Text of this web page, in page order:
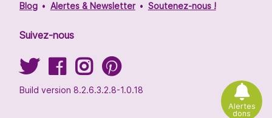
Alertes
dons
Blog Alertes & Newsletter Soutenez-nous !
Suivez-nous
Build version 8.2.6.3.2.8-1.0.18